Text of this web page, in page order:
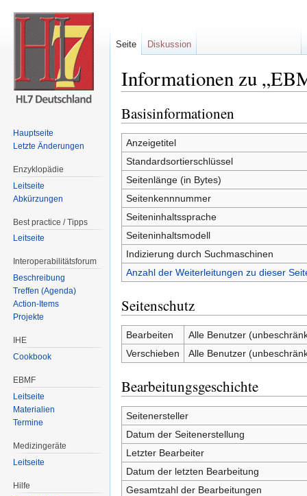
Informationen zu
Basisinformationen
Anzeigetitel
Standardsortierschlüssel
Seitenlänge (in Bytes)
Seitenkennnummer
Seiteninhaltssprache
Seiteninhaltsmodell
Indizierung durch Suchmaschinen
Anzahl der Weiterleitungen zu dieser
Seitenschutz
Bearbeiten
Alle Benutzer
Verschieben
Alle Benutzer
Bearbeitungsgeschichte
Seitenersteller
Datum der Seitenerstellung
Letzter Bearbeiter
Datum der letzten Bearbeitung
Gesamtzahl der Bearbeitungen
Seite Diskussion
Hauptseite
Letzte Änderungen
Enzyklopädie
Leitseite
Abkürzungen
Best practice / Tipps
Leitseite
Interoperabilitätsforum
Beschreibung
Treffen (Agenda)
Action-Items
Projekte
IHE
Cookbook
EBMF
Leitseite
Materialien
Termine
Medizingeräte
Leitseite
Hilfe